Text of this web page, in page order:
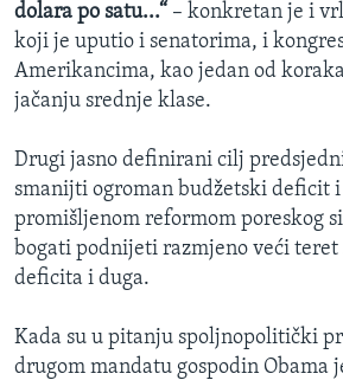
dolara po satu...“ – konkretan je i
koji je uputio i senatorima, i
Amerikancima, kao jedan od
jačanju srednje klase.
Drugi jasno definirani cilj
smanijti ogroman budžetski deficit
promišljenom reformom poreskog
bogati podnijeti razmjeno veći
deficita i duga.
Kada su u pitanju spoljnopolitički
drugom mandatu gospodin Obama